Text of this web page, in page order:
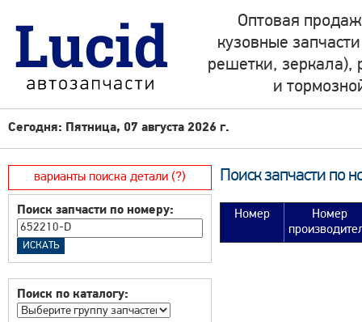
Оптовая
кузовные
решетки, зеркала),
и
Сегодня: Пятница, 07 августа 2026 г.
варианты поиска детали (?)
Поиск запчасти по номеру:
Поиск по каталогу:
Поиск запчасти по
Номер
Номер